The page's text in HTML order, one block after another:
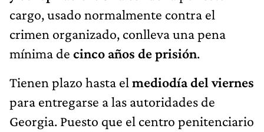
cargo, usado normalmente contra el
crimen organizado, conlleva una pena
mínima de cinco años de prisión.
Tienen plazo hasta el mediodía del viernes
para entregarse a las autoridades de
Georgia. Puesto que el centro penitenciario